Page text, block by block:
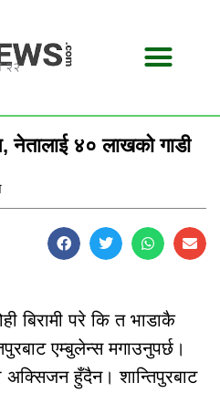
२२
नेतालाई ४० लाखको गाडी
बिरामी परे कि त भाडाकै
एम्बुलेन्स मगाउनुपर्छ।
अक्सिजन हुँदैन। शान्तिपुरबाट